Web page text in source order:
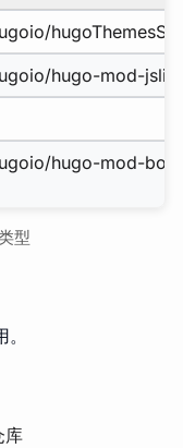
hugo-mod-
hugo-mod-
型
库